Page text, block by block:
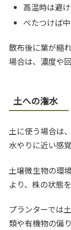
高温時は避
べたつけば
散布後に葉が縮
場合は、濃度や
土への潅水
土に使う場合は
水やりに近い感
土壌微生物の環
より、株の状態
プランターでは
類や有機物の偏